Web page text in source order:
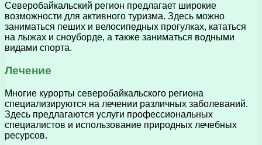
Северобайкальский регион предлагает широкие
возможности для активного туризма. Здесь можно
заниматься пеших и велосипедных прогулках, кататься
на лыжах и сноуборде, а также заниматься водными
видами спорта.
Лечение
Многие курорты северобайкальского региона
специализируются на лечении различных заболеваний.
Здесь предлагаются услуги профессиональных
специалистов и использование природных лечебных
ресурсов.